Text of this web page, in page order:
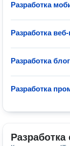
Разработка
Разработка
Разработка
Разработка
Разработка